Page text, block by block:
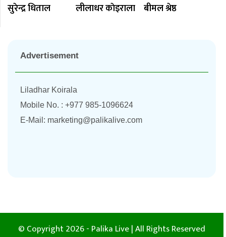
सुरेन्द्र धिताल लीलाधर काेइराला बीमल श्रेष्ठ
Advertisement
Liladhar Koirala
Mobile No. : +977 985-1096624
E-Mail: marketing@palikalive.com
© Copyright 2026 - Palika Live | All Rights Reserved